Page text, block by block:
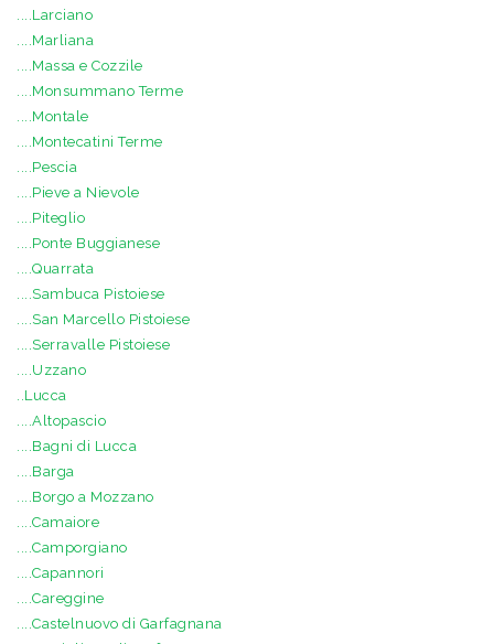
....Larciano
....Marliana
....Massa e Cozzile
....Monsummano Terme
....Montale
....Montecatini Terme
....Pescia
....Pieve a Nievole
....Piteglio
....Ponte Buggianese
....Quarrata
....Sambuca Pistoiese
....San Marcello Pistoiese
....Serravalle Pistoiese
....Uzzano
..Lucca
....Altopascio
....Bagni di Lucca
....Barga
....Borgo a Mozzano
....Camaiore
....Camporgiano
....Capannori
....Careggine
....Castelnuovo di Garfagnana